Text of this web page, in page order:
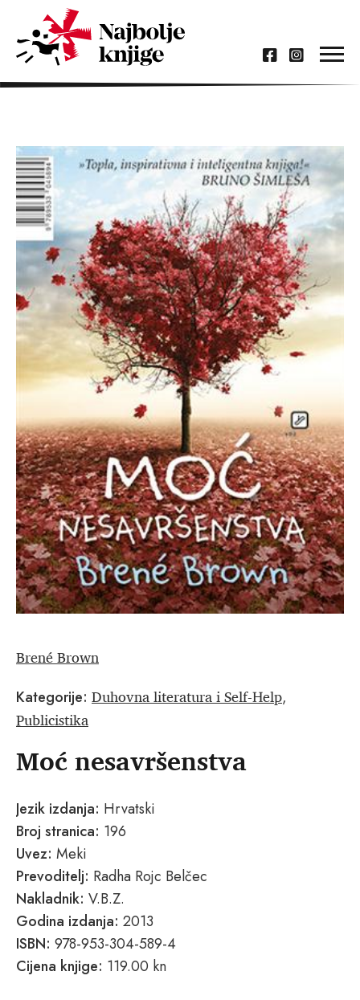
Brené Brown
Kategorije: Duhovna literatura i Self-Help,
Publicistika
Moć nesavršenstva
Jezik izdanja: Hrvatski
Broj stranica: 196
Uvez: Meki
Prevoditelj: Radha Rojc Belčec
Nakladnik: V.B.Z.
Godina izdanja: 2013
ISBN: 978-953-304-589-4
Cijena knjige: 119.00 kn